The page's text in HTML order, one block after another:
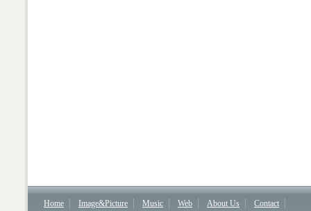
Home Image&Picture Music Web About Us Contact